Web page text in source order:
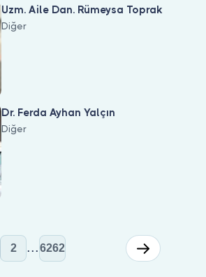
Uzm. Aile Dan. Rümeysa Toprak
Diğer
Dr. Ferda Ayhan Yalçın
Diğer
2 ...6262